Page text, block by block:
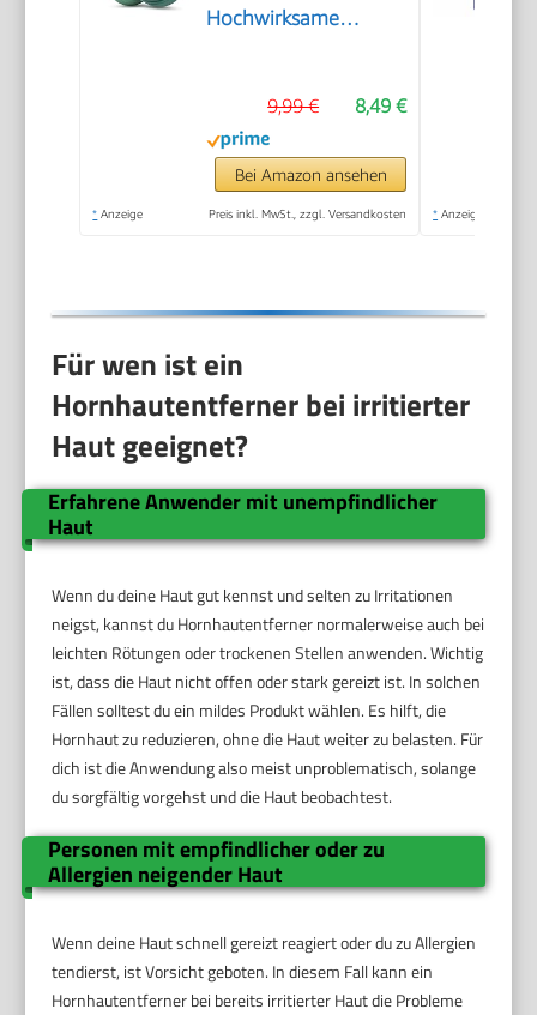
Hochwirksame
Professionelle
Fußpflege sicher &
schnell Zur
Hornhautentfernung
8,49 €
9,99 €
Bei Amazon ansehen
* Anzeige Preis inkl. MwSt., zzgl. Versandkosten * Anzeige
Für wen ist ein
Hornhautentferner bei irritierter
Haut geeignet?
Erfahrene Anwender mit unempfindlicher
Haut
Wenn du deine Haut gut kennst und selten zu Irritationen
neigst, kannst du Hornhautentferner normalerweise auch bei
leichten Rötungen oder trockenen Stellen anwenden. Wichtig
ist, dass die Haut nicht offen oder stark gereizt ist. In solchen
Fällen solltest du ein mildes Produkt wählen. Es hilft, die
Hornhaut zu reduzieren, ohne die Haut weiter zu belasten. Für
dich ist die Anwendung also meist unproblematisch, solange
du sorgfältig vorgehst und die Haut beobachtest.
Personen mit empfindlicher oder zu
Allergien neigender Haut
Wenn deine Haut schnell gereizt reagiert oder du zu Allergien
tendierst, ist Vorsicht geboten. In diesem Fall kann ein
Hornhautentferner bei bereits irritierter Haut die Probleme